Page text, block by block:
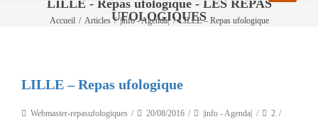
LILLE - Repas ufologique - LES REPAS
UFOLOGIQUES
Accueil / Articles / |info - Agenda| / LILLE – Repas ufologique
LILLE – Repas ufologique
Webmaster-repasufologiques 20/08/2016 |info - Agenda|
2